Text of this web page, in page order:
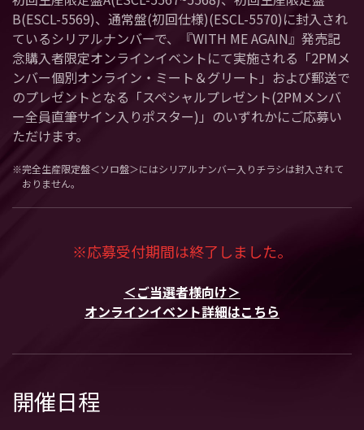
B(ESCL-5569)、通常盤(初回仕様)(ESCL-5570)に封入され
ているシリアルナンバーで、『WITH ME AGAIN』発売記
念購入者限定オンラインイベントにて実施される「2PMメ
ンバー個別オンライン・ミート＆グリート」および郵送で
のプレゼントとなる「スペシャルプレゼント(2PMメンバ
ー全員直筆サイン入りポスター)」のいずれかにご応募い
ただけます。
※完全生産限定盤＜ソロ盤＞にはシリアルナンバー入りチラシは封入されて
おりません。
※応募受付期間は終了しました。
＜ご当選者様向け＞
オンラインイベント詳細はこちら
開催日程